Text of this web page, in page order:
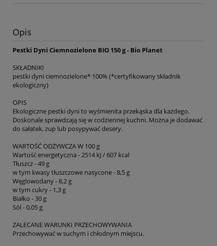
Opis
Pestki Dyni Ciemnozielone BIO 150 g - Bio Planet
SKŁADNIKI
pestki dyni ciemnozielone* 100% (*certyfikowany składnik
ekologiczny)
OPIS
Ekologiczne pestki dyni to wyśmienita przekąska dla każdego.
Doskonale sprawdzają się w codziennej kuchni. Można je dodawać
do sałatek, zup lub posypywać desery.
WARTOŚĆ ODŻYWCZA W 100 g
Wartość energetyczna - 2514 kJ / 607 kcal
Tłuszcz - 49 g
w tym kwasy tłuszczowe nasycone - 8,5 g
Węglowodany - 8,2 g
w tym cukry - 1,3 g
Białko - 30 g
Sól - 0,05 g
ZALECANE WARUNKI PRZECHOWYWANIA
Przechowywać w suchym i chłodnym miejscu.